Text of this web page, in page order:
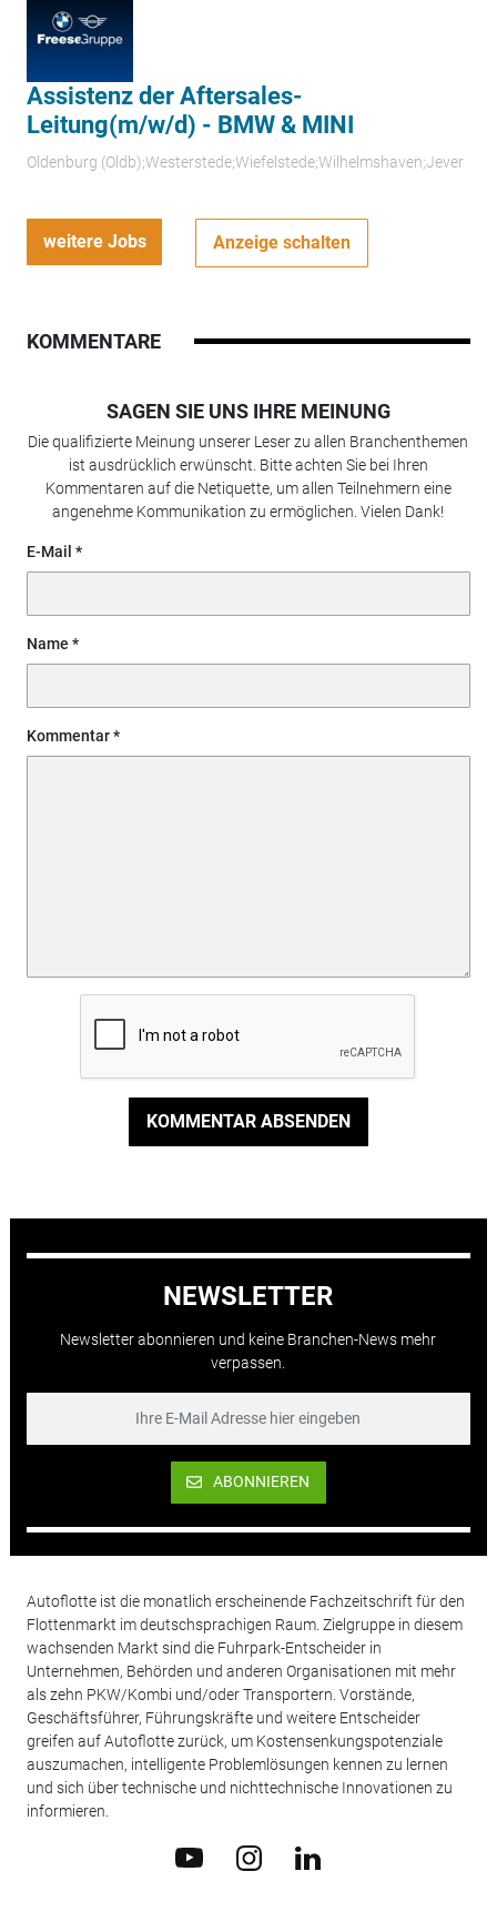
Assistenz der Aftersales-
Leitung(m/w/d) - BMW & MINI
Oldenburg (Oldb);Westerstede;Wiefelstede;Wilhelmshaven;Jever
weitere Jobs Anzeige schalten
KOMMENTARE
SAGEN SIE UNS IHRE MEINUNG
Die qualifizierte Meinung unserer Leser zu allen Branchenthemen
ist ausdrücklich erwünscht. Bitte achten Sie bei Ihren
Kommentaren auf die Netiquette, um allen Teilnehmern eine
angenehme Kommunikation zu ermöglichen. Vielen Dank!
E-Mail
Name
Kommentar
KOMMENTAR ABSENDEN
NEWSLETTER
Newsletter abonnieren und keine Branchen-News mehr
verpassen.
ABONNIEREN
Autoflotte ist die monatlich erscheinende Fachzeitschrift für den
Flottenmarkt im deutschsprachigen Raum. Zielgruppe in diesem
wachsenden Markt sind die Fuhrpark-Entscheider in
Unternehmen, Behörden und anderen Organisationen mit mehr
als zehn PKW/Kombi und/oder Transportern. Vorstände,
Geschäftsführer, Führungskräfte und weitere Entscheider
greifen auf Autoflotte zurück, um Kostensenkungspotenziale
auszumachen, intelligente Problemlösungen kennen zu lernen
und sich über technische und nichttechnische Innovationen zu
informieren.